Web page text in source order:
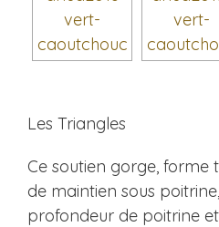
Les Triangles
Ce soutien gorge, forme
de maintien sous
profondeur de poitrine